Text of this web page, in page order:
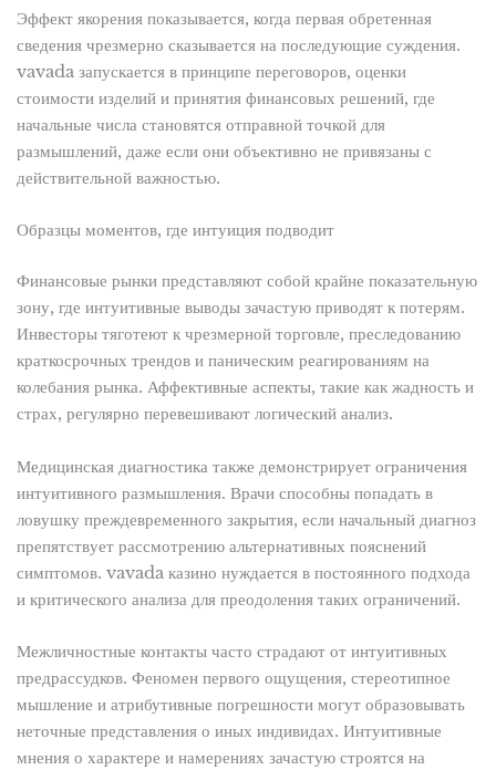
Эффект якорения показывается, когда первая обретенная
сведения чрезмерно сказывается на последующие суждения.
vavada запускается в принципе переговоров, оценки
стоимости изделий и принятия финансовых решений, где
начальные числа становятся отправной точкой для
размышлений, даже если они объективно не привязаны с
действительной важностью.
Образцы моментов, где интуиция подводит
Финансовые рынки представляют собой крайне показательную
зону, где интуитивные выводы зачастую приводят к потерям.
Инвесторы тяготеют к чрезмерной торговле, преследованию
краткосрочных трендов и паническим реагированиям на
колебания рынка. Аффективные аспекты, такие как жадность и
страх, регулярно перевешивают логический анализ.
Медицинская диагностика также демонстрирует ограничения
интуитивного размышления. Врачи способны попадать в
ловушку преждевременного закрытия, если начальный диагноз
препятствует рассмотрению альтернативных пояснений
симптомов. vavada казино нуждается в постоянного подхода
и критического анализа для преодоления таких ограничений.
Межличностные контакты часто страдают от интуитивных
предрассудков. Феномен первого ощущения, стереотипное
мышление и атрибутивные погрешности могут образовывать
неточные представления о иных индивидах. Интуитивные
мнения о характере и намерениях зачастую строятся на